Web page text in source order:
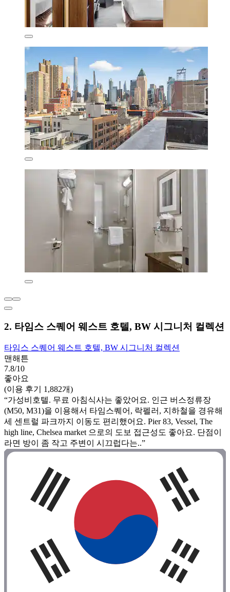
2. 타임스 스퀘어 웨스트 호텔, BW 시그니처 컬렉션
타임스 스퀘어 웨스트 호텔, BW 시그니처 컬렉션
맨해튼
7.8/10
좋아요
(이용 후기 1,882개)
“가성비호텔. 무료 아침식사는 좋았어요. 인근 버스정류장
(M50, M31)을 이용해서 타임스퀘어, 락펠러, 지하철을 경유해
세 센트럴 파크까지 이동도 편리했어요. Pier 83, Vessel, The
high line, Chelsea market 으로의 도보 접근성도 좋아요. 단점이
라면 방이 좀 작고 주변이 시끄럽다는..”